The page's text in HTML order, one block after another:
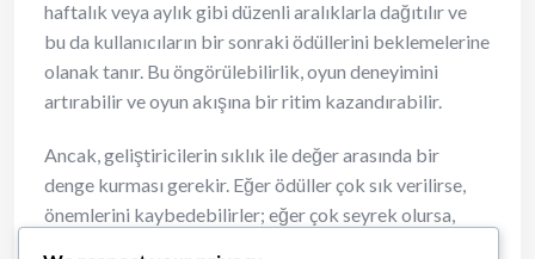
haftalık veya aylık gibi düzenli aralıklarla dağıtılır ve
bu da kullanıcıların bir sonraki ödüllerini beklemelerine
olanak tanır. Bu öngörülebilirlik, oyun deneyimini
artırabilir ve oyun akışına bir ritim kazandırabilir.
Ancak, geliştiricilerin sıklık ile değer arasında bir
denge kurması gerekir. Eğer ödüller çok sık verilirse,
önemlerini kaybedebilirler; eğer çok seyrek olursa,